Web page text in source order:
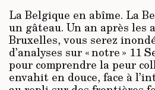
La Belgique en abîme. La
un gâteau. Un an après les
Bruxelles, vous serez
d’analyses sur « notre » 11
pour comprendre la peur
envahit en douce, face à